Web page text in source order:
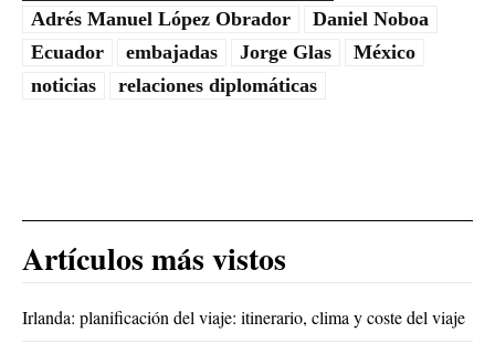
Adrés Manuel López Obrador
Daniel Noboa
Ecuador
embajadas Jorge Glas
México
noticias
relaciones diplomáticas
Artículos más vistos
Irlanda: planificación del viaje: itinerario, clima y coste del viaje